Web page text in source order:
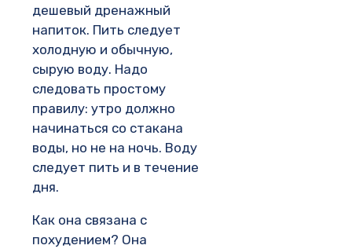
дешевый дренажный
напиток. Пить следует
холодную и обычную,
сырую воду. Надо
следовать простому
правилу: утро должно
начинаться со стакана
воды, но не на ночь. Воду
следует пить и в течение
дня.
Как она связана с
похудением? Она